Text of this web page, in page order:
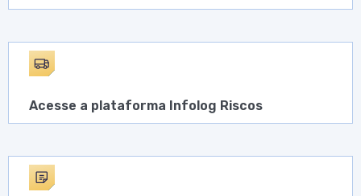
Acesse a plataforma Infolog Riscos